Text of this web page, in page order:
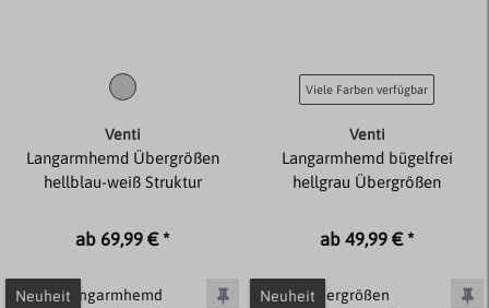
Venti
Langarmhemd Übergrößen
hellblau-weiß Struktur
ab 69,99 € *
Viele Farben verfügbar
Venti
Langarmhemd bügelfrei
hellgrau Übergrößen
ab 49,99 € *
Neuheit Neuheit